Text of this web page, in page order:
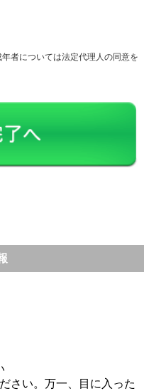
者については法定代理人の同意を
さい。万一、目に入った